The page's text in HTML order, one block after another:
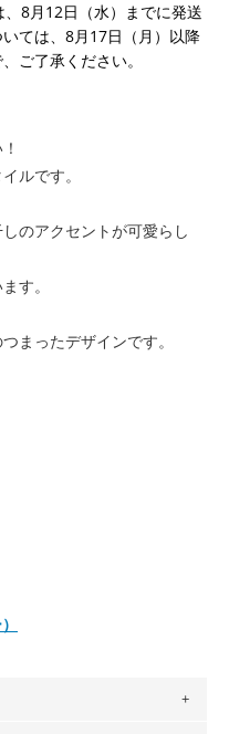
、8月12日（水）までに発送
ては、8月17日（月）以降
ご了承ください。
ルです。
のアクセントが可愛らし
す。
まったデザインです。